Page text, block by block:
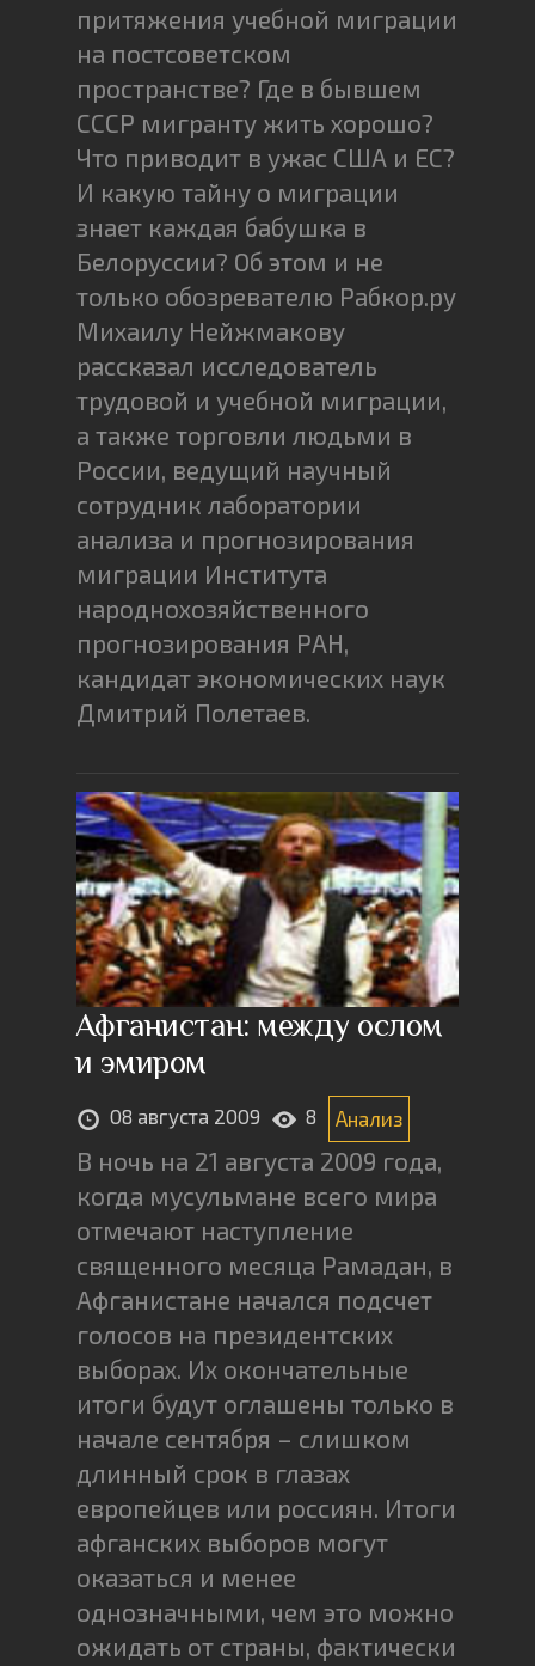
притяжения учебной миграции
на постсоветском
пространстве? Где в бывшем
СССР мигранту жить хорошо?
Что приводит в ужас США и ЕС?
И какую тайну о миграции
знает каждая бабушка в
Белоруссии? Об этом и не
только обозревателю Рабкор.ру
Михаилу Нейжмакову
рассказал исследователь
трудовой и учебной миграции,
а также торговли людьми в
России, ведущий научный
сотрудник лаборатории
анализа и прогнозирования
миграции Института
народнохозяйственного
прогнозирования РАН,
кандидат экономических наук
Дмитрий Полетаев.
Афганистан: между ослом
и эмиром
08 августа 2009 8 Анализ
В ночь на 21 августа 2009 года,
когда мусульмане всего мира
отмечают наступление
священного месяца Рамадан, в
Афганистане начался подсчет
голосов на президентских
выборах. Их окончательные
итоги будут оглашены только в
начале сентября – слишком
длинный срок в глазах
европейцев или россиян. Итоги
афганских выборов могут
оказаться и менее
однозначными, чем это можно
ожидать от страны, фактически